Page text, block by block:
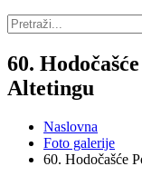
60.
Altetingu
Naslovna
Foto galerije
60. Hodočašće